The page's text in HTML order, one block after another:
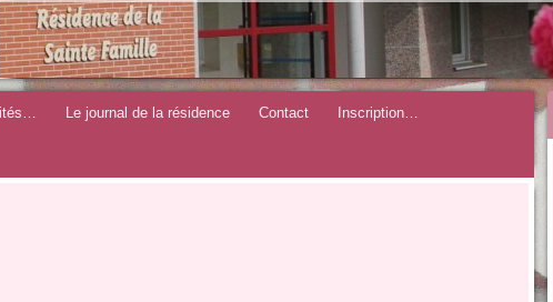
Le journal de la résidence Contact Inscription…